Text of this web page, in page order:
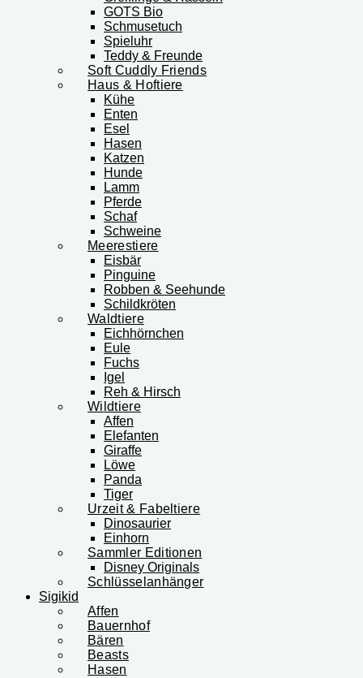
GOTS Bio
Schmusetuch
Spieluhr
Teddy & Freunde
Soft Cuddly Friends
Haus & Hoftiere
Kühe
Enten
Esel
Hasen
Katzen
Hunde
Lamm
Pferde
Schaf
Schweine
Meerestiere
Eisbär
Pinguine
Robben & Seehunde
Schildkröten
Waldtiere
Eichhörnchen
Eule
Fuchs
Igel
Reh & Hirsch
Wildtiere
Affen
Elefanten
Giraffe
Löwe
Panda
Tiger
Urzeit & Fabeltiere
Dinosaurier
Einhorn
Sammler Editionen
Disney Originals
Schlüsselanhänger
Sigikid
Affen
Bauernhof
Bären
Beasts
Hasen